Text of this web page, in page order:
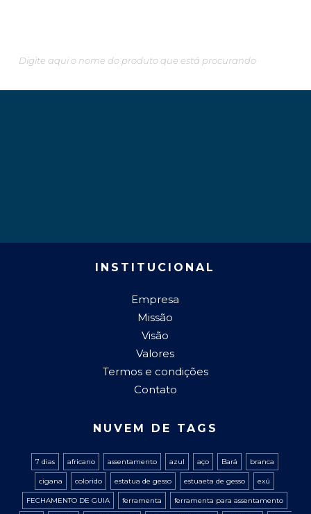
INSTITUCIONAL
Empresa
Missão
Visão
Valores
Termos e condições
Contato
NUVEM DE TAGS
7 dias africano assentamento azul aço Bará branca
cigana colorido estatua de gesso estuaeta de gesso exú
FECHAMENTO DE GUIA ferramenta ferramenta para assentamento